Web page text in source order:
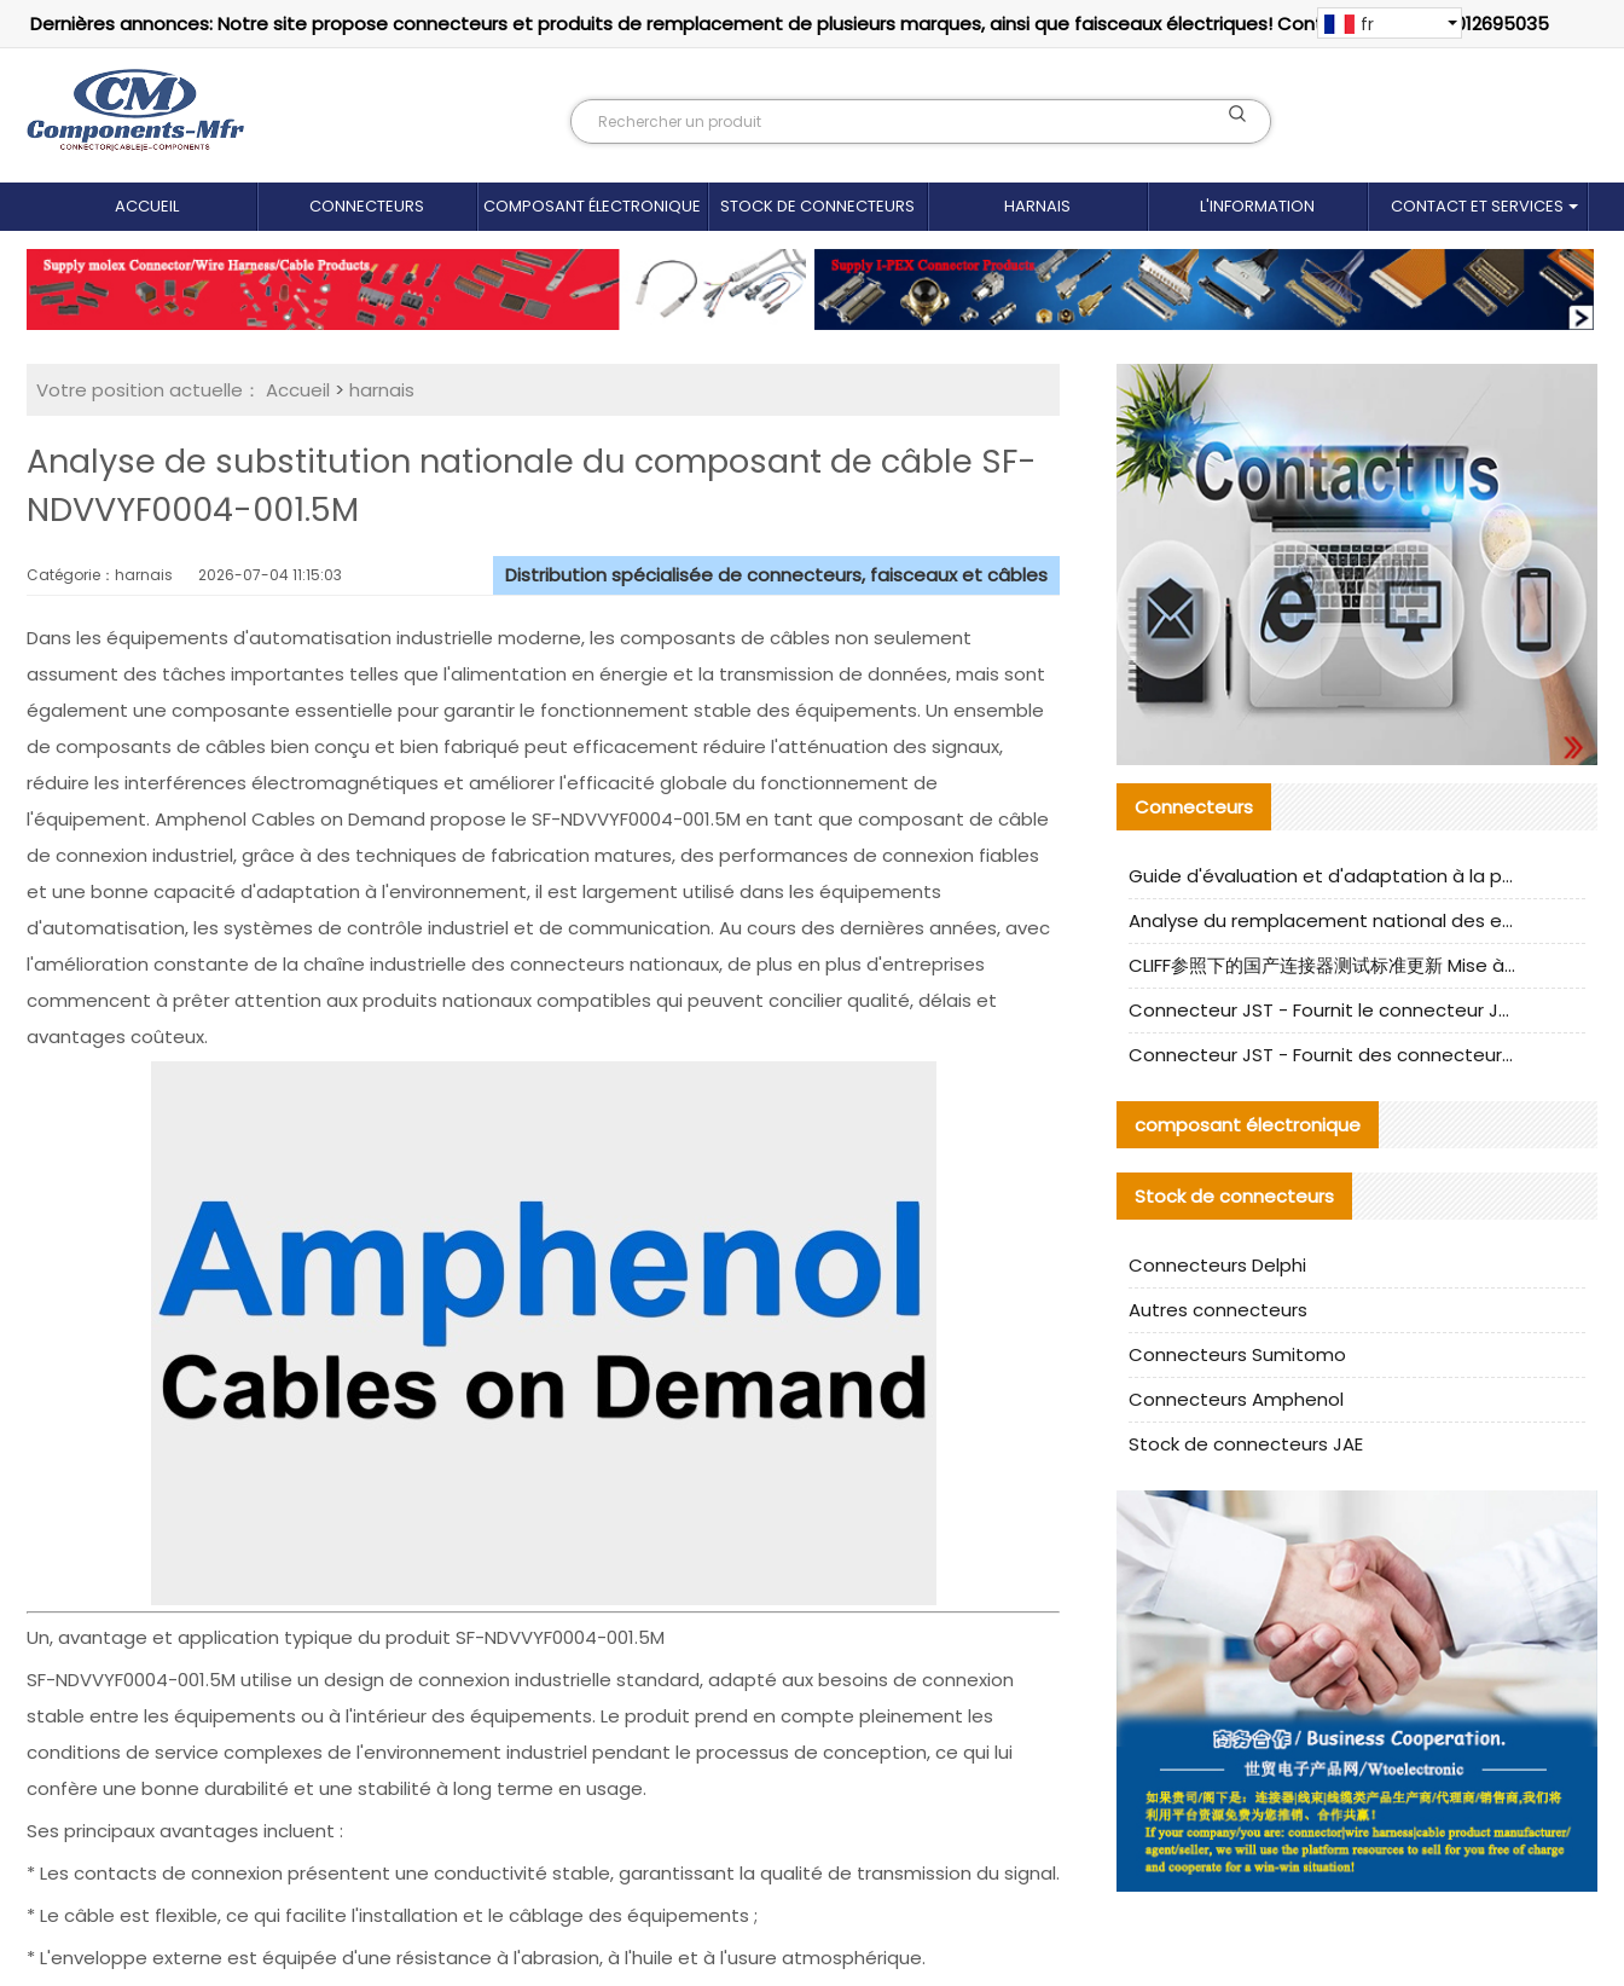
Dernières annonces: Notre site propose connecteurs et produits de remplacement de plusieurs marques, ainsi que faisceaux électriques! Contactez-nous: 18012695035
fr
ACCUEIL CONNECTEURS COMPOSANT ÉLECTRONIQUE STOCK DE CONNECTEURS HARNAIS L'INFORMATION CONTACT ET SERVICES
Votre position actuelle： Accueil > harnais
Analyse de substitution nationale du composant de câble SF-
NDVVYF0004-001.5M
Catégorie：harnais 2026-07-04 11:15:03 Distribution spécialisée de connecteurs, faisceaux et câbles
Dans les équipements d'automatisation industrielle moderne, les composants de câbles non seulement
assument des tâches importantes telles que l'alimentation en énergie et la transmission de données, mais sont
également une composante essentielle pour garantir le fonctionnement stable des équipements. Un ensemble
de composants de câbles bien conçu et bien fabriqué peut efficacement réduire l'atténuation des signaux,
réduire les interférences électromagnétiques et améliorer l'efficacité globale du fonctionnement de
l'équipement. Amphenol Cables on Demand propose le SF-NDVVYF0004-001.5M en tant que composant de câble
de connexion industriel, grâce à des techniques de fabrication matures, des performances de connexion fiables
et une bonne capacité d'adaptation à l'environnement, il est largement utilisé dans les équipements
d'automatisation, les systèmes de contrôle industriel et de communication. Au cours des dernières années, avec
l'amélioration constante de la chaîne industrielle des connecteurs nationaux, de plus en plus d'entreprises
commencent à prêter attention aux produits nationaux compatibles qui peuvent concilier qualité, délais et
avantages coûteux.
Un, avantage et application typique du produit SF-NDVVYF0004-001.5M
SF-NDVVYF0004-001.5M utilise un design de connexion industrielle standard, adapté aux besoins de connexion
stable entre les équipements ou à l'intérieur des équipements. Le produit prend en compte pleinement les
conditions de service complexes de l'environnement industriel pendant le processus de conception, ce qui lui
confère une bonne durabilité et une stabilité à long terme en usage.
Ses principaux avantages incluent :
* Les contacts de connexion présentent une conductivité stable, garantissant la qualité de transmission du signal.
* Le câble est flexible, ce qui facilite l'installation et le câblage des équipements ;
* L'enveloppe externe est équipée d'une résistance à l'abrasion, à l'huile et à l'usure atmosphérique.
Connecteurs
Guide d'évaluation et d'adaptation à la production des composants de câbles nationaux CNC Tech
Analyse du remplacement national des ensembles de câbles à fréquence élevée I-PEX
CLIFF参照下的国产连接器测试标准更新 Mise à jour des normes de test des connecteurs nationaux sous la référence CLIFF
Connecteur JST - Fournit le connecteur JST NSHR-02V-S original | Équivalent
Connecteur JST - Fournit des connecteurs JST GHR-09V-S authentiques et des produits de remplacement|
composant électronique
Stock de connecteurs
Connecteurs Delphi
Autres connecteurs
Connecteurs Sumitomo
Connecteurs Amphenol
Stock de connecteurs JAE